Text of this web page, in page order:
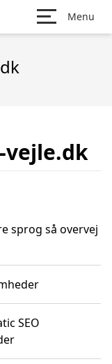
Menu
vejle.dk
sprog så overvej
SEO